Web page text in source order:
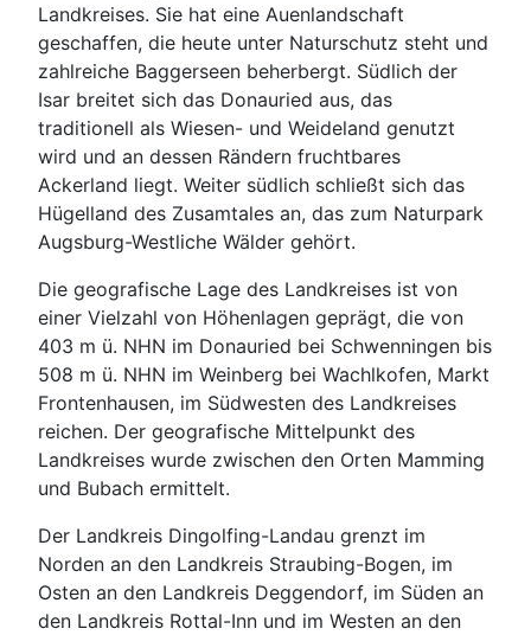
Landkreises. Sie hat eine Auenlandschaft
geschaffen, die heute unter Naturschutz steht und
zahlreiche Baggerseen beherbergt. Südlich der
Isar breitet sich das Donauried aus, das
traditionell als Wiesen- und Weideland genutzt
wird und an dessen Rändern fruchtbares
Ackerland liegt. Weiter südlich schließt sich das
Hügelland des Zusamtales an, das zum Naturpark
Augsburg-Westliche Wälder gehört.
Die geografische Lage des Landkreises ist von
einer Vielzahl von Höhenlagen geprägt, die von
403 m ü. NHN im Donauried bei Schwenningen bis
508 m ü. NHN im Weinberg bei Wachlkofen, Markt
Frontenhausen, im Südwesten des Landkreises
reichen. Der geografische Mittelpunkt des
Landkreises wurde zwischen den Orten Mamming
und Bubach ermittelt.
Der Landkreis Dingolfing-Landau grenzt im
Norden an den Landkreis Straubing-Bogen, im
Osten an den Landkreis Deggendorf, im Süden an
den Landkreis Rottal-Inn und im Westen an den